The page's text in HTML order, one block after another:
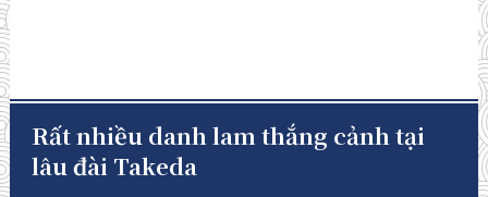
Rất nhiều danh lam thắng cảnh tại
lâu đài Takeda